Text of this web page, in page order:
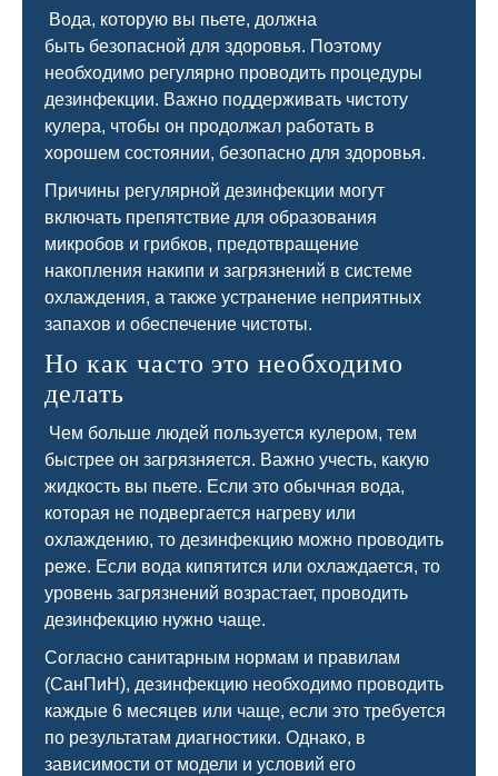
Вода, которую вы пьете, должна
быть безопасной для здоровья. Поэтому
необходимо регулярно проводить процедуры
дезинфекции. Важно поддерживать чистоту
кулера, чтобы он продолжал работать в
хорошем состоянии, безопасно для здоровья.
Причины регулярной дезинфекции могут
включать препятствие для образования
микробов и грибков, предотвращение
накопления накипи и загрязнений в системе
охлаждения, а также устранение неприятных
запахов и обеспечение чистоты.
Но как часто это необходимо
делать
Чем больше людей пользуется кулером, тем
быстрее он загрязняется. Важно учесть, какую
жидкость вы пьете. Если это обычная вода,
которая не подвергается нагреву или
охлаждению, то дезинфекцию можно проводить
реже. Если вода кипятится или охлаждается, то
уровень загрязнений возрастает, проводить
дезинфекцию нужно чаще.
Согласно санитарным нормам и правилам
(СанПиН), дезинфекцию необходимо проводить
каждые 6 месяцев или чаще, если это требуется
по результатам диагностики. Однако, в
зависимости от модели и условий его